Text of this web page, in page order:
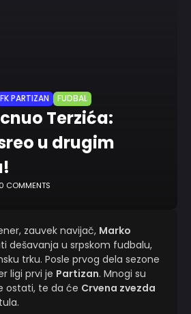
FK PARTIZAN FUDBAL
Terzića:
u drugim
0 COMMENTS
zauvek navijač, Marko
dešavanja u srpskom fudbalu,
trku. Posle prvog dela sezone
ligi prvi je Partizan. Mnogi su
ostati, te da će Crvena zvezda